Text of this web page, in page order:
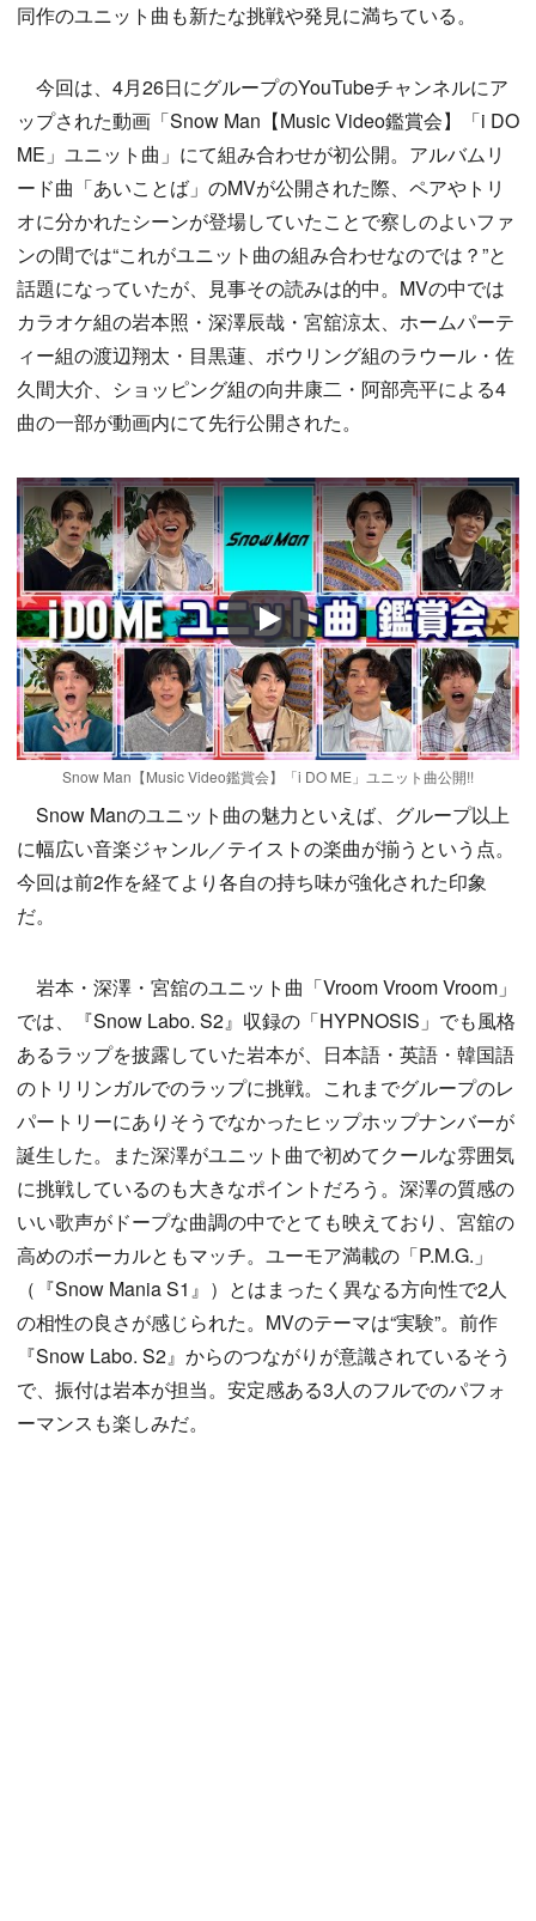
同作のユニット曲も新たな挑戦や発見に満ちている。
今回は、4月26日にグループのYouTubeチャンネルにア
ップされた動画「Snow Man【Music Video鑑賞会】「i DO
ME」ユニット曲」にて組み合わせが初公開。アルバムリ
ード曲「あいことば」のMVが公開された際、ペアやトリ
オに分かれたシーンが登場していたことで察しのよいファ
ンの間では“これがユニット曲の組み合わせなのでは？”と
話題になっていたが、見事その読みは的中。MVの中では
カラオケ組の岩本照・深澤辰哉・宮舘涼太、ホームパーテ
ィー組の渡辺翔太・目黒蓮、ボウリング組のラウール・佐
久間大介、ショッピング組の向井康二・阿部亮平による4
曲の一部が動画内にて先行公開された。
Play
Snow Man【Music Video鑑賞会】「i DO ME」ユニット曲公開!!
Snow Manのユニット曲の魅力といえば、グループ以上
に幅広い音楽ジャンル／テイストの楽曲が揃うという点。
今回は前2作を経てより各自の持ち味が強化された印象
だ。
岩本・深澤・宮舘のユニット曲「Vroom Vroom Vroom」
では、『Snow Labo. S2』収録の「HYPNOSIS」でも風格
あるラップを披露していた岩本が、日本語・英語・韓国語
のトリリンガルでのラップに挑戦。これまでグループのレ
パートリーにありそうでなかったヒップホップナンバーが
誕生した。また深澤がユニット曲で初めてクールな雰囲気
に挑戦しているのも大きなポイントだろう。深澤の質感の
いい歌声がドープな曲調の中でとても映えており、宮舘の
高めのボーカルともマッチ。ユーモア満載の「P.M.G.」
（『Snow Mania S1』）とはまったく異なる方向性で2人
の相性の良さが感じられた。MVのテーマは“実験”。前作
『Snow Labo. S2』からのつながりが意識されているそう
で、振付は岩本が担当。安定感ある3人のフルでのパフォ
ーマンスも楽しみだ。